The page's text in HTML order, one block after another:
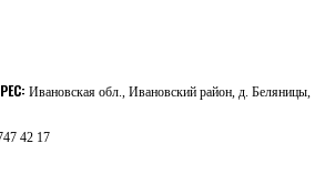
Ивановская обл., Ивановский район, д. Беляницы,
42 17